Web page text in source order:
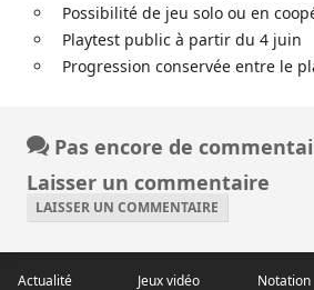
Possibilité de jeu solo ou en
Playtest public à partir du 4 juin
Progression conservée entre le
Pas encore de
Laisser un commentaire
LAISSER UN COMMENTAIRE
Actualité
Jeux vidéo
Notation